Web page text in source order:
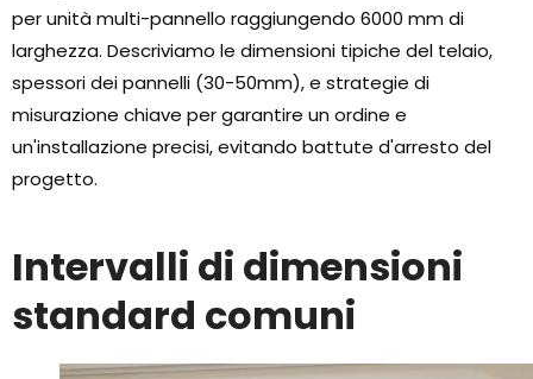
per unità multi-pannello raggiungendo 6000 mm di
larghezza. Descriviamo le dimensioni tipiche del telaio,
spessori dei pannelli (30-50mm), e strategie di
misurazione chiave per garantire un ordine e
un'installazione precisi, evitando battute d'arresto del
progetto.
Intervalli di dimensioni
standard comuni